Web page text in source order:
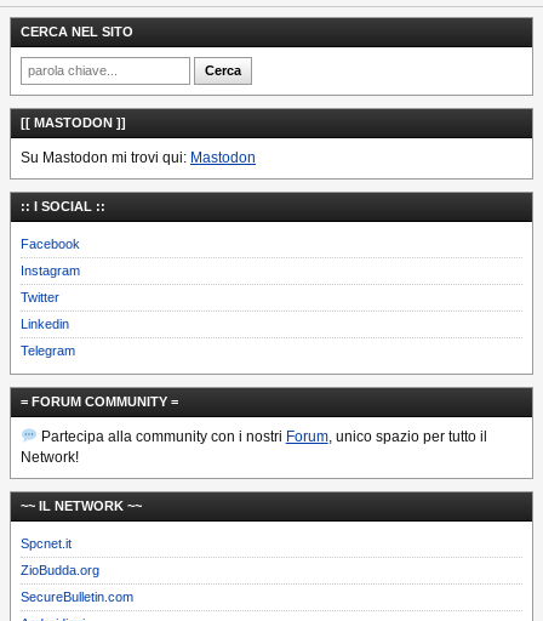
CERCA NEL SITO
[[ MASTODON ]]
Su Mastodon mi trovi qui: Mastodon
:: I SOCIAL ::
Facebook
Instagram
Twitter
Linkedin
Telegram
= FORUM COMMUNITY =
Partecipa alla community con i nostri Forum, unico spazio per tutto il
Network!
~~ IL NETWORK ~~
Spcnet.it
ZioBudda.org
SecureBulletin.com